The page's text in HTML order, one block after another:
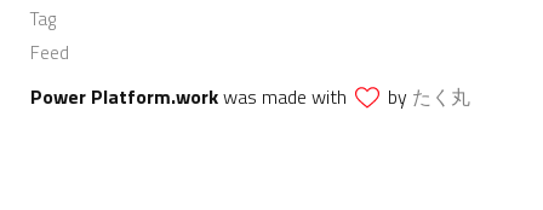
Tag
Feed
Power Platform.workwas made with by たく丸